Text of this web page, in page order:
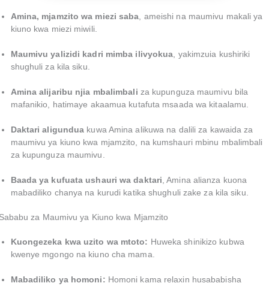
Amina, mjamzito wa miezi saba , ameishi na maumivu makali ya
kiuno kwa miezi miwili.
Maumivu yalizidi kadri mimba ilivyokua , yakimzuia kushiriki
shughuli za kila siku.
Amina alijaribu njia mbalimbali za kupunguza maumivu bila
mafanikio, hatimaye akaamua kutafuta msaada wa kitaalamu.
Daktari aligundua kuwa Amina alikuwa na dalili za kawaida za
maumivu ya kiuno kwa mjamzito, na kumshauri mbinu mbalimbali
za kupunguza maumivu.
Baada ya kufuata ushauri wa daktari , Amina alianza kuona
mabadiliko chanya na kurudi katika shughuli zake za kila siku.
za Maumivu ya Kiuno kwa Mjamzito
Kuongezeka kwa uzito wa mtoto: Huweka shinikizo kubwa
kwenye mgongo na kiuno cha mama.
Mabadiliko ya homoni: Homoni kama relaxin husababisha